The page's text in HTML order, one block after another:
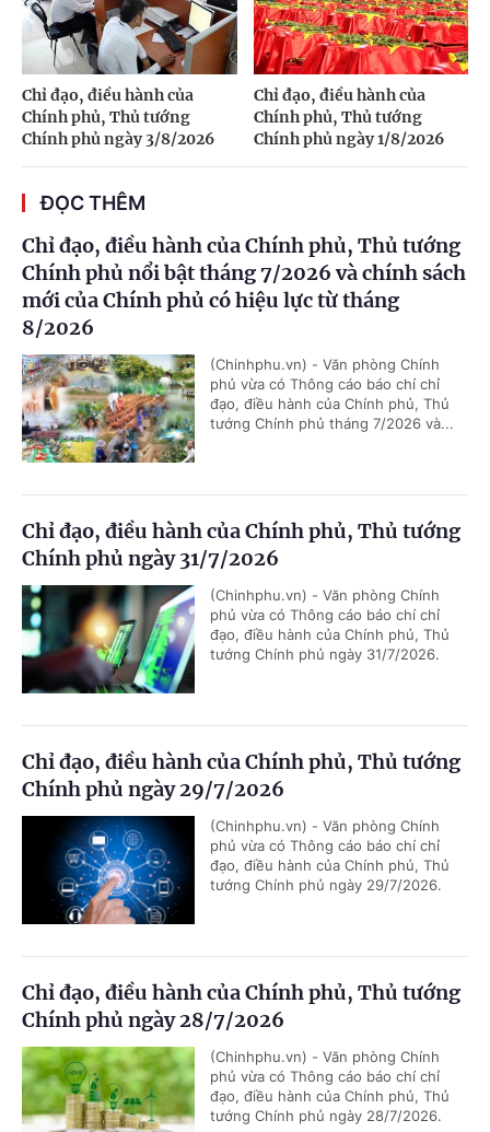
Chỉ đạo, điều hành của
Chính phủ, Thủ tướng
Chính phủ ngày 3/8/2026
Chỉ đạo, điều hành của
Chính phủ, Thủ tướng
Chính phủ ngày 1/8/2026
ĐỌC THÊM
Chỉ đạo, điều hành của Chính phủ, Thủ tướng
Chính phủ nổi bật tháng 7/2026 và chính sách
mới của Chính phủ có hiệu lực từ tháng
8/2026
(Chinhphu.vn) - Văn phòng Chính
phủ vừa có Thông cáo báo chí chỉ
đạo, điều hành của Chính phủ, Thủ
tướng Chính phủ tháng 7/2026 và...
Chỉ đạo, điều hành của Chính phủ, Thủ tướng
Chính phủ ngày 31/7/2026
(Chinhphu.vn) - Văn phòng Chính
phủ vừa có Thông cáo báo chí chỉ
đạo, điều hành của Chính phủ, Thủ
tướng Chính phủ ngày 31/7/2026.
Chỉ đạo, điều hành của Chính phủ, Thủ tướng
Chính phủ ngày 29/7/2026
(Chinhphu.vn) - Văn phòng Chính
phủ vừa có Thông cáo báo chí chỉ
đạo, điều hành của Chính phủ, Thủ
tướng Chính phủ ngày 29/7/2026.
Chỉ đạo, điều hành của Chính phủ, Thủ tướng
Chính phủ ngày 28/7/2026
(Chinhphu.vn) - Văn phòng Chính
phủ vừa có Thông cáo báo chí chỉ
đạo, điều hành của Chính phủ, Thủ
tướng Chính phủ ngày 28/7/2026.